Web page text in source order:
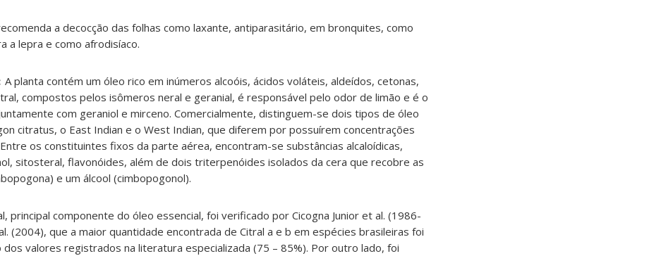
a decocção das folhas como laxante, antiparasitário, em bronquites, como
a lepra e como afrodisíaco.
A planta contém um óleo rico em inúmeros alcoóis, ácidos voláteis, aldeídos, cetonas,
compostos pelos isômeros neral e geranial, é responsável pelo odor de limão e é o
com geraniol e mirceno. Comercialmente, distinguem-se dois tipos de óleo
citratus, o East Indian e o West Indian, que diferem por possuírem concentrações
os constituintes fixos da parte aérea, encontram-se substâncias alcaloídicas,
sitosteral, flavonóides, além de dois triterpenóides isolados da cera que recobre as
e um álcool (cimbopogonol).
principal componente do óleo essencial, foi verificado por Cicogna Junior et al. (1986-
(2004), que a maior quantidade encontrada de Citral a e b em espécies brasileiras foi
valores registrados na literatura especializada (75 – 85%). Por outro lado, foi